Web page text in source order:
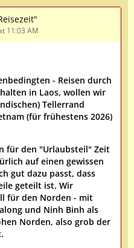
11:03 AM
- Reisen durch
in Laos, wollen wir
Tellerrand
(für frühestens 2026)
für den "Urlaubsteil" Zeit
auf einen gewissen
gut dazu passt, dass
geteilt ist. Wir
für den Norden - mit
und Ninh Binh als
Norden, also grob der